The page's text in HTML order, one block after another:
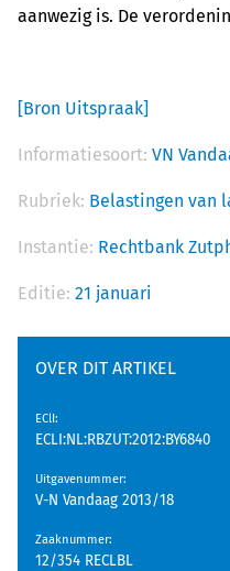
aanwezig is. De
[Bron Uitspraak]
Informatiesoort: VN
Rubriek: Belastingen van
Instantie: Rechtbank
Editie: 21 januari
OVER DIT ARTIKEL
EClI:
ECLI:NL:RBZUT:2012:BY6840
Uitgavenummer:
V-N Vandaag 2013/18
Zaaknummer:
12/354 RECLBL